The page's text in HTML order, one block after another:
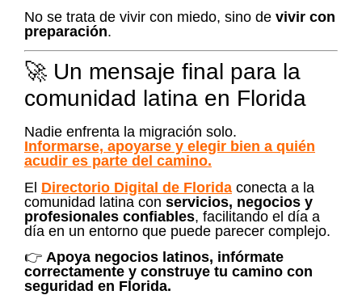
No se trata de vivir con miedo, sino de vivir con
preparación.
🚀 Un mensaje final para la
comunidad latina en Florida
Nadie enfrenta la migración solo.
Informarse, apoyarse y elegir bien a quién
acudir es parte del camino.
El Directorio Digital de Florida conecta a la
comunidad latina con servicios, negocios y
profesionales confiables, facilitando el día a
día en un entorno que puede parecer complejo.
👉 Apoya negocios latinos, infórmate
correctamente y construye tu camino con
seguridad en Florida.